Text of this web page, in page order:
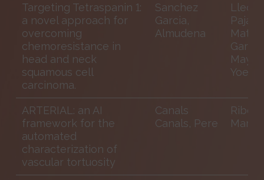
Targeting Tetraspanin 1:
a novel approach for
overcoming
chemoresistance in
head and neck
squamous cell
carcinoma.
Sanchez
Garcia,
Almudena
Garcia
Yoelsis
ARTERIAL: an AI
framework for the
automated
characterization of
vascular tortuosity
Canals
Canals, Pere
Ribó
Marc